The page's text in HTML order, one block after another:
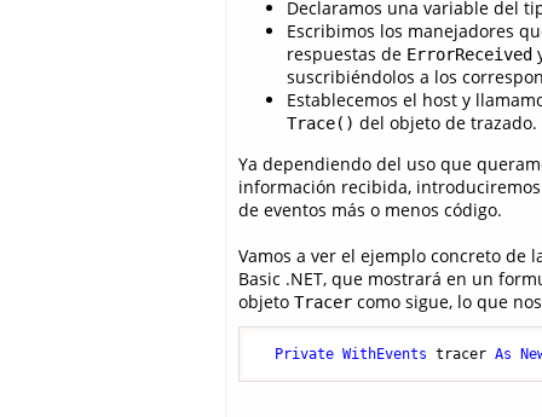
Declaramos una variable del
Escribimos los manejadores
respuestas de ErrorReceived
suscribiéndolos a los
Establecemos el host y
Trace() del objeto de trazado.
Ya dependiendo del uso que
información recibida,
de eventos más o menos código.
Vamos a ver el ejemplo concreto de
Basic .NET, que mostrará en un
objeto Tracer como sigue, lo que
Private WithEvents tracer As